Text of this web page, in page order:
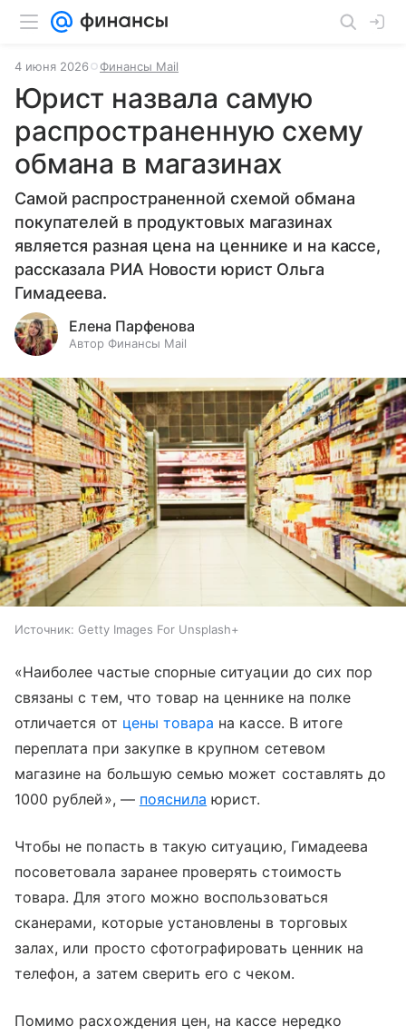
4 июня 2026 Финансы Mail
Юрист назвала самую
распространенную схему
обмана в магазинах
Самой распространенной схемой обмана
покупателей в продуктовых магазинах
является разная цена на ценнике и на кассе,
рассказала РИА Новости юрист Ольга
Гимадеева.
Елена Парфенова
Автор Финансы Mail
Источник: Getty Images For Unsplash+
«Наиболее частые спорные ситуации до сих пор
связаны с тем, что товар на ценнике на полке
отличается от цены товара на кассе. В итоге
переплата при закупке в крупном сетевом
магазине на большую семью может составлять до
1000 рублей», — пояснила юрист.
Чтобы не попасть в такую ситуацию, Гимадеева
посоветовала заранее проверять стоимость
товара. Для этого можно воспользоваться
сканерами, которые установлены в торговых
залах, или просто сфотографировать ценник на
телефон, а затем сверить его с чеком.
Помимо расхождения цен, на кассе нередко